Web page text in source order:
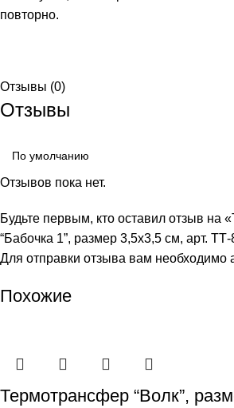
повторно.
Отзывы (0)
Отзывы
Отзывов пока нет.
Будьте первым, кто оставил отзыв на
“Бабочка 1”, размер 3,5х3,5 см, арт.
Для отправки отзыва вам необходимо
Похожие
Термотрансфер “Волк”,